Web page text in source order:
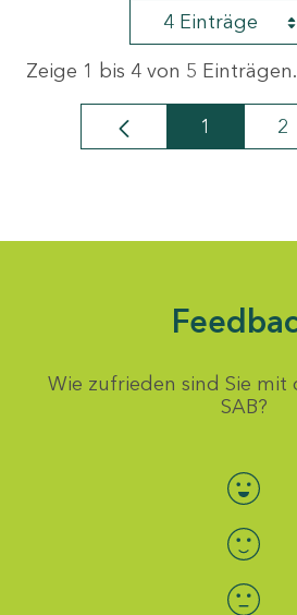
4 Einträge
Zeige 1 bis 4 von 5 Einträgen.
Seite
1 2
Wie zufrieden sind Sie mit
SAB?